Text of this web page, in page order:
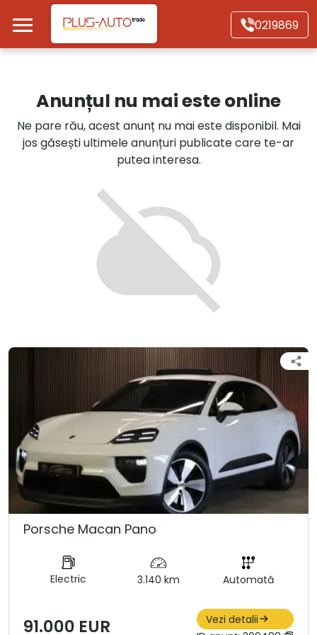
Mergi direct la conținutul principal
0219869
Autoturisme
Motociclete
Autoutilitare
Alte tipuri vehicule
Anunțul nu mai este online
Ne pare rău, acest anunț nu mai este disponibil. Mai
jos găsești ultimele anunțuri publicate care te-ar
putea interesa.
Porsche Macan Pano
Electric 3.140 km Automată
91.000 EUR
Vezi detalii